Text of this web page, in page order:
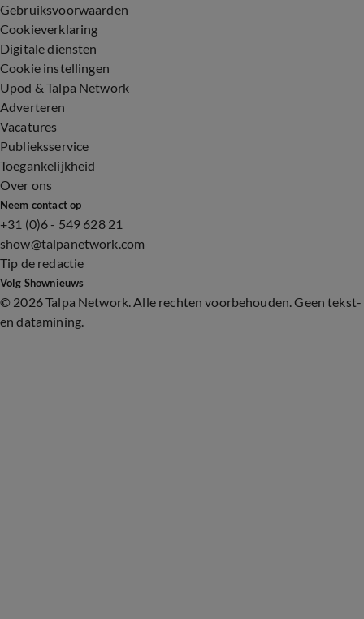
Gebruiksvoorwaarden
Cookieverklaring
Digitale diensten
Cookie instellingen
Upod & Talpa Network
Adverteren
Vacatures
Publieksservice
Toegankelijkheid
Over ons
Neem contact op
+31 (0)6 - 549 628 21
show@talpanetwork.com
Tip de redactie
Volg Shownieuws
© 2026 Talpa Network. Alle rechten voorbehouden. Geen tekst-
en datamining.